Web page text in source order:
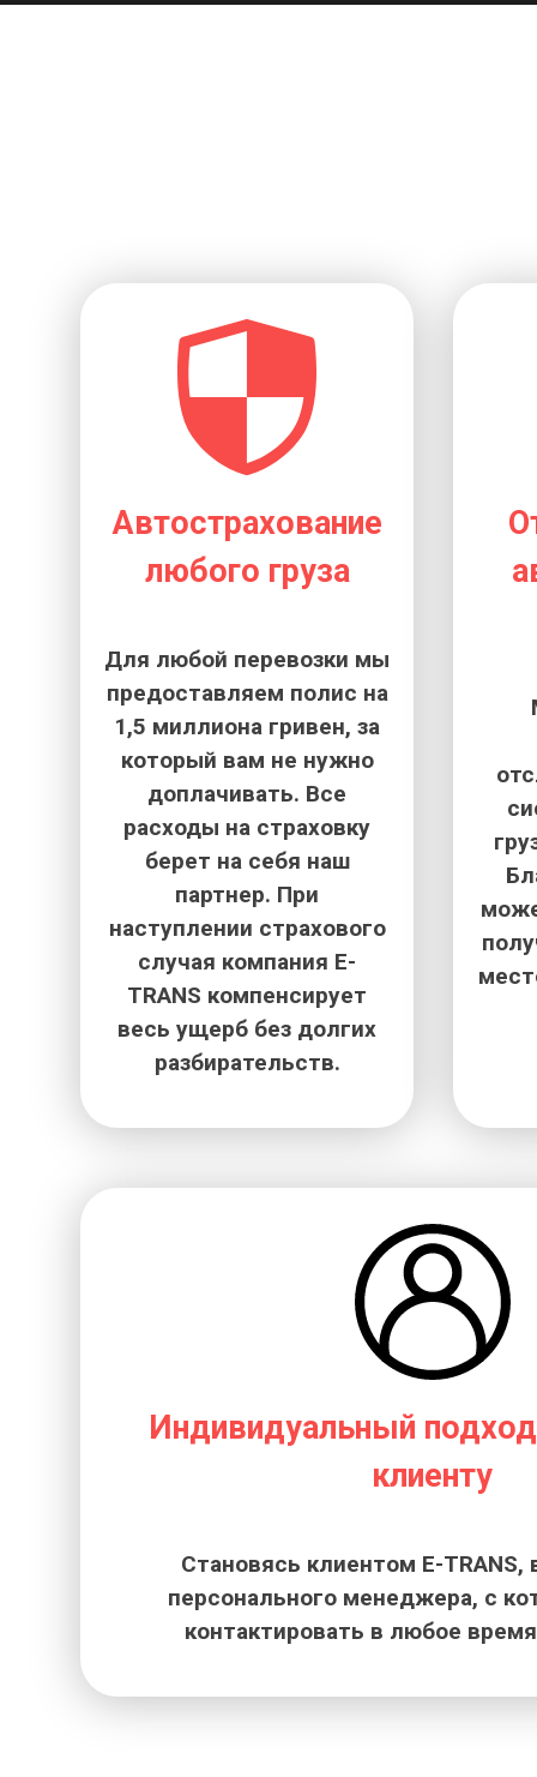
Автострахование
любого груза
Для любой перевозки мы
предоставляем полис на
1,5 миллиона гривен, за
который вам не нужно
доплачивать. Все
расходы на страховку
берет на себя наш
партнер. При
наступлении страхового
случая компания E-
TRANS компенсирует
весь ущерб без долгих
разбирательств.
Индивидуальный
клиенту
Становясь клиентом E-TRANS,
персонального менеджера, с
контактировать в любое